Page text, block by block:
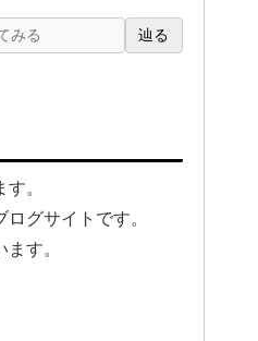
辿る
。
グサイトです。
す。